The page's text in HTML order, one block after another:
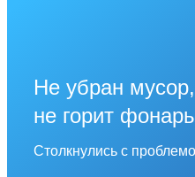
Не убран
не горит
Столкнулись с